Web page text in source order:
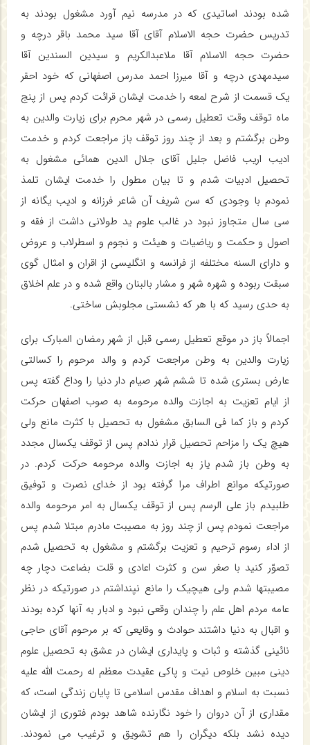
شده بودند اساتیدی که در مدرسه نیم آورد مشغول بودند به
تدریس حضرت حجه الاسلام آقای آقا سید محمد باقر درچه و
حضرت حجه الاسلام آقا ملاعبدالکریم و سیدین السندین آقا
سیدمهدی درچه و آقا میرزا احمد مدرس اصفهانی که خود احقر
یک قسمت از شرح لمعه را خدمت ایشان قرائت کردم پس از پنج
ماه توقف وقت تعطیل رسمی در شهر محرم برای زیارت والدین به
وطن برگشتم و بعد از چند روز توقف باز مراجعت کردم و خدمت
ادیب اریب فاضل جلیل آقای جلال الدین همائی مشغول به
تحصیل ادبیات شدم و تا بیان مطول را خدمت ایشان تلمذ
نمودم با وجودی که سن شریف آن شاعر فرزانه و ادیب یگانه از
سی سال متجاوز نبود در غالب علوم ید طولانی داشت از فقه و
اصول و حکمت و ریاضیات و هیئت و نجوم و اسطرلاب و عروض
و دارای السنه مختلفه از فرانسه و انگلیسی از اقران و امثال گوی
سبقت ربوده و شهره شهر و مشار بالبنان واقع شده و در علم اخلاق
به حدی رسید که با هر که نشستی مجلوبش ساختی.
اجمالاً باز در موقع تعطیل رسمی قبل از شهر رمضان المبارک برای
زیارت والدین به وطن مراجعت کردم و والد مرحوم را کسالتی
عارض بستری شده تا ششم شهر صیام دار دنیا را وداع گفته پس
از ایام تعزیت به اجازت والده مرحومه به صوب اصفهان حرکت
کردم و باز کما فی السابق مشغول به تحصیل با کثرت مانع ولی
هیچ یک را مزاحم تحصیل قرار ندادم پس از توقف یکسال مجدد
به وطن باز شدم یاز به اجازت والده مرحومه حرکت کردم. در
صورتیکه موانع اطراف مرا گرفته بود از خدای نصرت و توفیق
طلبیدم باز علی الرسم پس از توقف یکسال به امر مرحومه والده
مراجعت نمودم پس از چند روز به مصیبت مادرم مبتلا شدم پس
از اداء رسوم ترحیم و تعزیت برگشتم و مشغول به تحصیل شدم
تصوّر کنید با صغر سن و کثرت اعادی و قلت بضاعت دچار چه
مصیبتها شدم ولی هیچیک را مانع نپنداشتم در صورتیکه در نظر
عامه مردم اهل علم را چندان وقعی نبود و ادبار به آنها کرده بودند
و اقبال به دنیا داشتند حوادث و وقایعی که بر مرحوم آقای حاجی
نائینی گذشته و ثبات و پایداری ایشان در عشق به تحصیل علوم
دینی مبین خلوص نیت و پاکی عقیدت معظم له رحمت الله علیه
نسبت به اسلام و اهداف مقدس اسلامی تا پایان زندگی است، که
مقداری از آن دروان را خود نگارنده شاهد بودم فتوری از ایشان
دیده نشد بلکه دیگران را هم تشویق و ترغیب می نمودند.